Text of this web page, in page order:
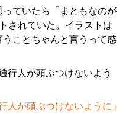
ていたら「まともなのが
されていた。イラストは
ことちゃんと言うって感
人が頭ぶつけないように」